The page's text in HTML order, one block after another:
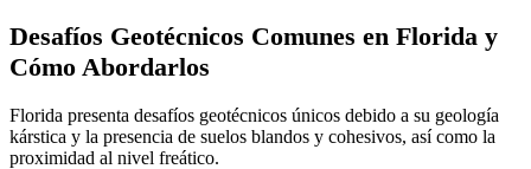
Desafíos Geotécnicos Comunes en Florida y
Cómo Abordarlos
Florida presenta desafíos geotécnicos únicos debido a su geología
kárstica y la presencia de suelos blandos y cohesivos, así como la
proximidad al nivel freático.